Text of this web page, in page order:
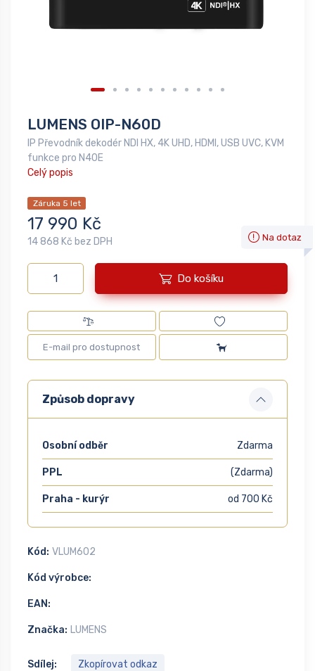
LUMENS OIP-N60D
IP Převodník dekodér NDI HX, 4K UHD, HDMI, USB UVC, KVM
funkce pro N40E
Celý popis
Záruka 5 let
17 990 Kč
14 868 Kč bez DPH Na dotaz
Do košíku
Způsob dopravy
Osobní odběr Zdarma
PPL (Zdarma)
Praha - kurýr od 700 Kč
Kód: VLUM602
Kód výrobce:
EAN:
Značka: LUMENS
Sdílej: Zkopírovat odkaz